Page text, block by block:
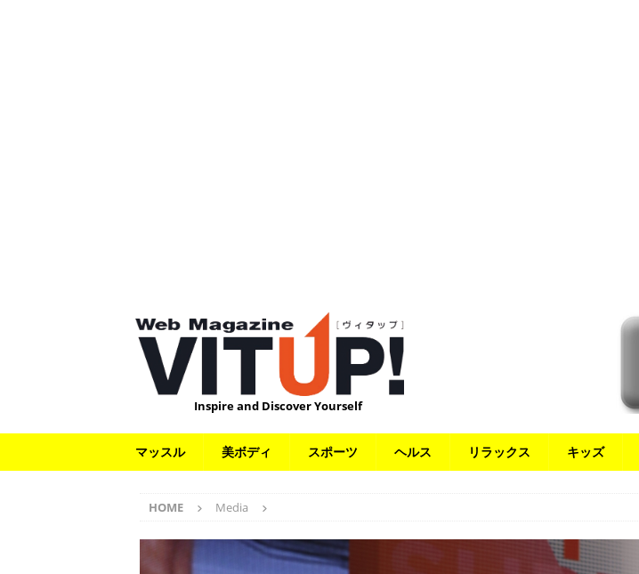
Inspire and Discover Yourself
マッスル 美ボディ スポーツ ヘルス リラックス キッズ
HOME Media